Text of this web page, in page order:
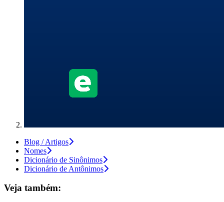
Blog / Artigos
Nomes
Dicionário de Sinônimos
Dicionário de Antônimos
Veja também: